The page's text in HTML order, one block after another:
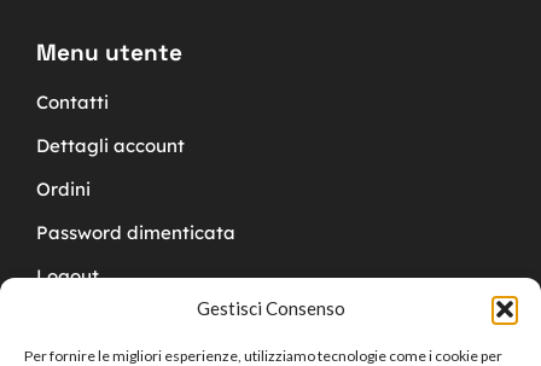
Gestisci Consenso
Per fornire le migliori esperienze, utilizziamo tecnologie come i cookie per
Menu utente
Contatti
Dettagli account
Ordini
Password dimenticata
Logout